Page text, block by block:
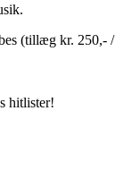
(tillæg kr. 250,- /
hitlister!